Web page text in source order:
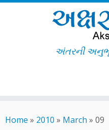
to
અંતરની
Home » 2010 » March » 09